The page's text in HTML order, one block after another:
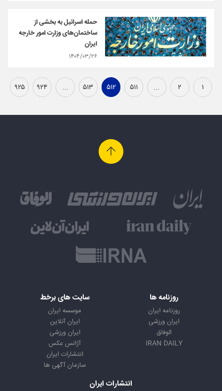
حمله اسرائیل به بخشی از
ساختمان‌های وزارت امور خارجه
ایران
۱۴۰۴/۰۳/۲۶
۱ ۲ ... ۵۱۱ ۵۱۲ ۵۱۳ ... ۹۲۴ ۹۲۵
روزنامه ها
روزنامه ایران
ایران ورزشی
الوفاق
IRAN DAILY
سایت های برخط
موسسه ایران
ایران آنلاین
ایران ورزشی
آژانس عکس
انتشارات ایران
سازمان آگهی ها
انتشارات ایران